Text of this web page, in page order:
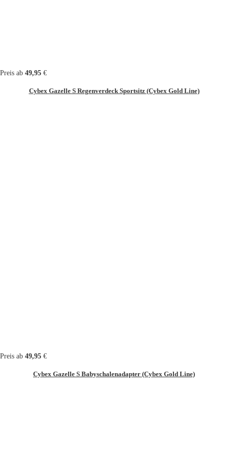
Preis ab 49,95 €
Cybex Gazelle S Regenverdeck Sportsitz (Cybex Gold Line)
Preis ab 49,95 €
Cybex Gazelle S Babyschalenadapter (Cybex Gold Line)